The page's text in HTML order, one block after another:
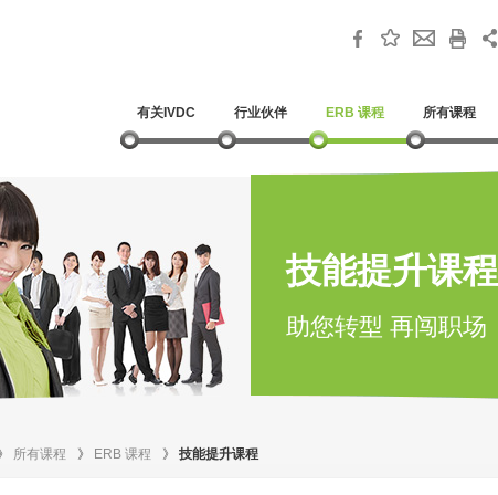
有关IVDC 行业伙伴 ERB 课程 所有课程
技能提升课程
助您转型 再闯职场
所有课程 》 ERB 课程 》 技能提升课程